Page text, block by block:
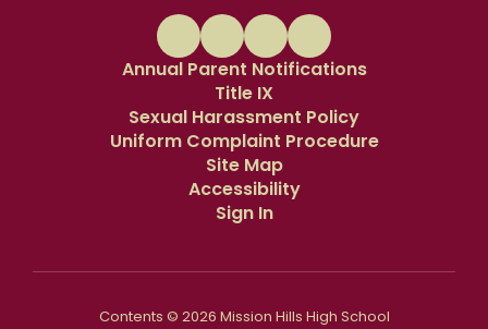
Annual Parent Notifications
Title IX
Sexual Harassment Policy
Uniform Complaint Procedure
Site Map
Accessibility
Sign In
Contents © 2026 Mission Hills High School